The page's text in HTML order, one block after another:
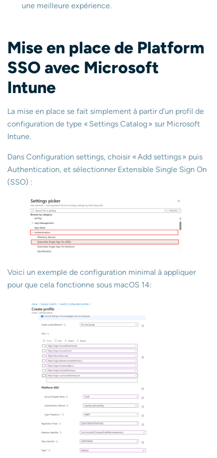
une meilleure expérience.
Mise en place de Platform
SSO avec Microsoft
Intune
La mise en place se fait simplement à partir d’un profil de
configuration de type « Settings Catalog » sur Microsoft
Intune.
Dans Configuration settings, choisir « Add settings » puis
Authentication, et sélectionner Extensible Single Sign On
(SSO) :
Voici un exemple de configuration minimal à appliquer
pour que cela fonctionne sous macOS 14: